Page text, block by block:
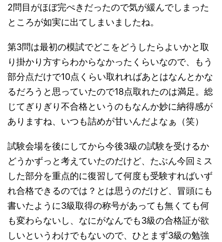
2問目がほぼ完ぺきだったので気が緩んでしまった
ところが如実に出てしまいましたね。
第3問は最初の模試でどこをどうしたらよいかと取
り掛かり方すらわからなかったくらいなので、もう
部分点だけで10点くらい取れればあとはなんとかな
るだろうと思っていたので18点取れたのは満足。総
じてぎりぎり不合格というのもなんか妙に納得感が
ありますね、いつも詰めが甘いんだよなぁ（笑）
試験会場を後にしてから今後3級の試験を受けるか
どうかずっと考えていたのだけど、たぶん今回ミス
した部分を重点的に復習して何度も受験すればいず
れ合格できるのでは？とは思うのだけど、冒頭にも
書いたように3級取得の称号があっても無くても何
も変わらないし、なにがなんでも3級の合格証が欲
しいというわけでもないので、ひとまず3級の勉強